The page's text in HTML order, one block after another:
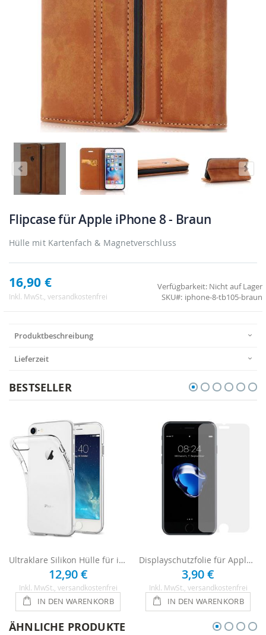
Flipcase für Apple iPhone 8 - Braun
Hülle mit Kartenfach & Magnetverschluss
16,90 €
Inkl. MwSt. , versandkostenfrei
Verfügbarkeit: Nicht auf Lager
SKU
iphone-8-tb105-braun
Produktbeschreibung
Lieferzeit
BESTSELLER
Ultraklare Silikon Hülle für iPhone 8 - Transparent
12,90 €
Inkl. MwSt. , versandkostenfrei
IN DEN WARENKORB
Displayschutzfolie für Apple iPhone 8 - Ultraklar
3,90 €
Inkl. MwSt. , versandkostenfrei
IN DEN WARENKORB
ÄHNLICHE PRODUKTE